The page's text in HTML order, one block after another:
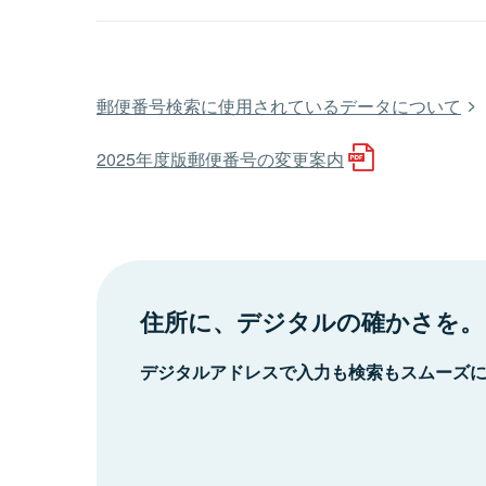
郵便番号検索に使用されているデータについて
2025年度版郵便番号の変更案内
住所に、デジタルの確かさを。
デジタルアドレスで入力も検索もスムーズ